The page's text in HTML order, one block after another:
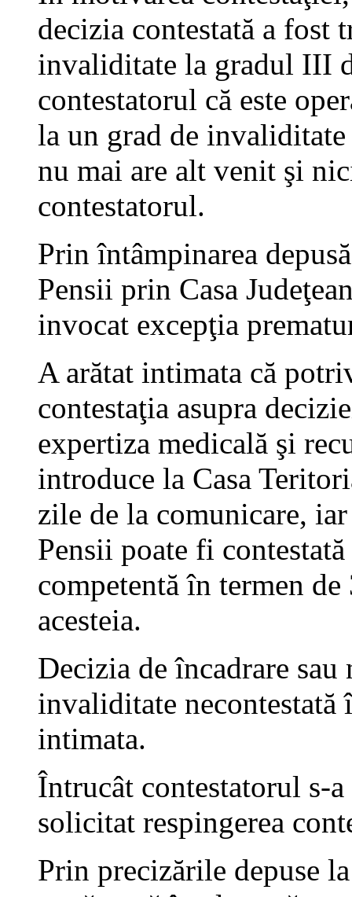
decizia contestată a fost
invaliditate la gradul III
contestatorul că este
la un grad de
nu mai are alt venit şi
contestatorul.
Prin întâmpinarea
Pensii prin Casa
invocat excepţia
A arătat intimata că
contestaţia asupra
expertiza medicală şi
introduce la Casa
zile de la comunicare,
Pensii poate fi
competentă în termen
acesteia.
Decizia de încadrare
invaliditate necontestată
intimata.
Întrucât contestatorul s-
solicitat respingerea
Prin precizările depuse